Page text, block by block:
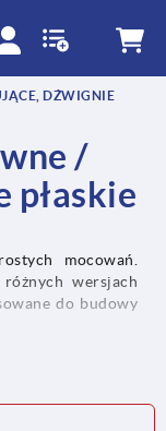
DŹWIGNIE
/
płaskie
mocowań.
wersjach
do budowy